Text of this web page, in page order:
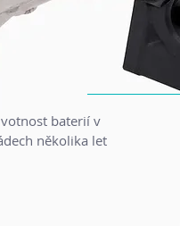
baterií v
několika let